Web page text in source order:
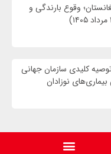
وقوع بارندگی و
کلیدی سازمان جهانی
نوزادان